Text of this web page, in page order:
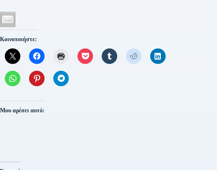
Κοινοποιήστε:
Μου αρέσει αυτό: